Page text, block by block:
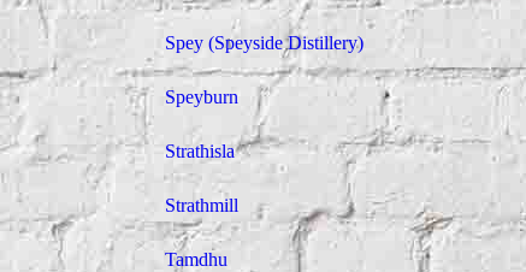
Spey (Speyside Distillery)
Speyburn
Strathisla
Strathmill
Tamdhu